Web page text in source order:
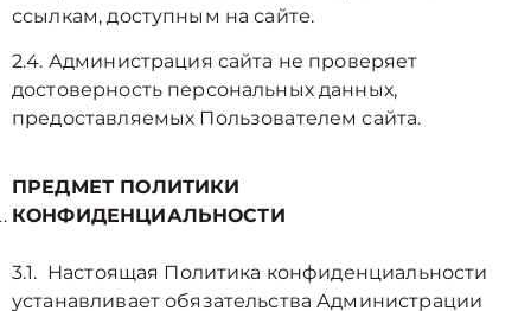
ссылкам, доступным на сайте.
2.4. Администрация сайта не проверяет
достоверность персональных данных,
предоставляемых Пользователем сайта.
ПРЕДМЕТ ПОЛИТИКИ
КОНФИДЕНЦИАЛЬНОСТИ
3.1. Настоящая Политика конфиденциальности
устанавливает обязательства Администрации